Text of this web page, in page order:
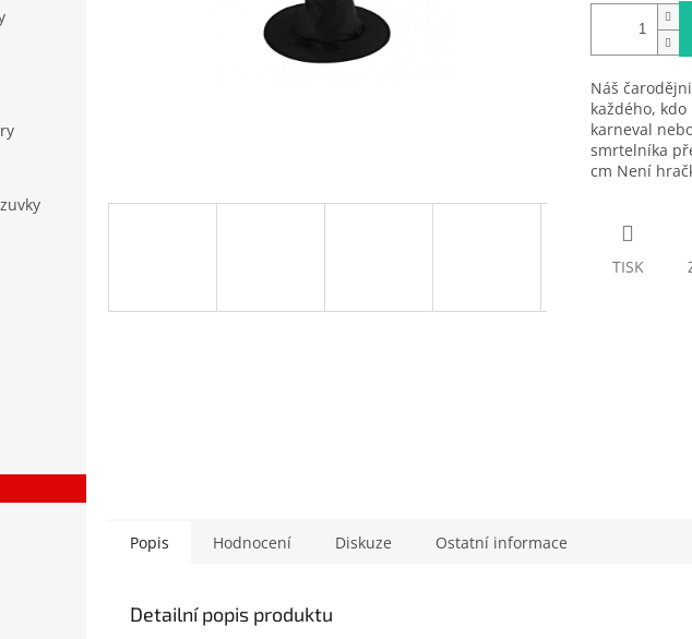
Náš
každého,
karneval
smrtelníka
cm Není
TISK
Popis Hodnocení Diskuze Ostatní informace
Detailní popis produktu